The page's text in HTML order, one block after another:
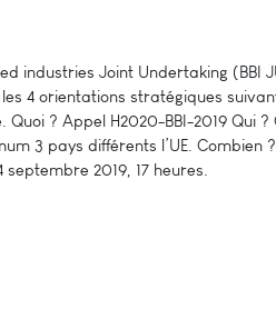
industries Joint Undertaking (BBI
4 orientations stratégiques
? Appel H2020-BBI-2019 Qui
3 pays différents l’UE. Combien
2019, 17 heures.